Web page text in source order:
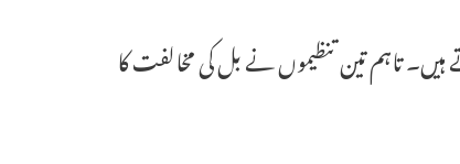
ہیں۔ تاہم تین تنظیموں نے بل کی مخالفت کا